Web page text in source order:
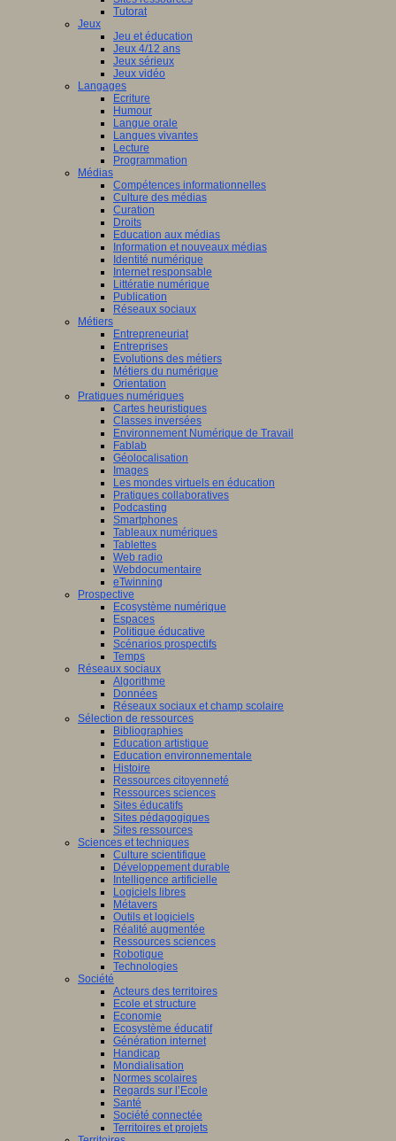
Tutorat
Jeux
Jeu et éducation
Jeux 4/12 ans
Jeux sérieux
Jeux vidéo
Langages
Ecriture
Humour
Langue orale
Langues vivantes
Lecture
Programmation
Médias
Compétences informationnelles
Culture des médias
Curation
Droits
Education aux médias
Information et nouveaux médias
Identité numérique
Internet responsable
Littératie numérique
Publication
Réseaux sociaux
Métiers
Entrepreneuriat
Entreprises
Evolutions des métiers
Métiers du numérique
Orientation
Pratiques numériques
Cartes heuristiques
Classes inversées
Environnement Numérique de Travail
Fablab
Géolocalisation
Images
Les mondes virtuels en éducation
Pratiques collaboratives
Podcasting
Smartphones
Tableaux numériques
Tablettes
Web radio
Webdocumentaire
eTwinning
Prospective
Ecosystème numérique
Espaces
Politique éducative
Scénarios prospectifs
Temps
Réseaux sociaux
Algorithme
Données
Réseaux sociaux et champ scolaire
Sélection de ressources
Bibliographies
Education artistique
Education environnementale
Histoire
Ressources citoyenneté
Ressources sciences
Sites éducatifs
Sites pédagogiques
Sites ressources
Sciences et techniques
Culture scientifique
Développement durable
Intelligence artificielle
Logiciels libres
Métavers
Outils et logiciels
Réalité augmentée
Ressources sciences
Robotique
Technologies
Société
Acteurs des territoires
Ecole et structure
Economie
Ecosystème éducatif
Génération internet
Handicap
Mondialisation
Normes scolaires
Regards sur l’Ecole
Santé
Société connectée
Territoires et projets